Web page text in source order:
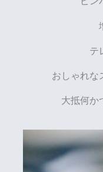
テ
おしゃれな
大抵何か